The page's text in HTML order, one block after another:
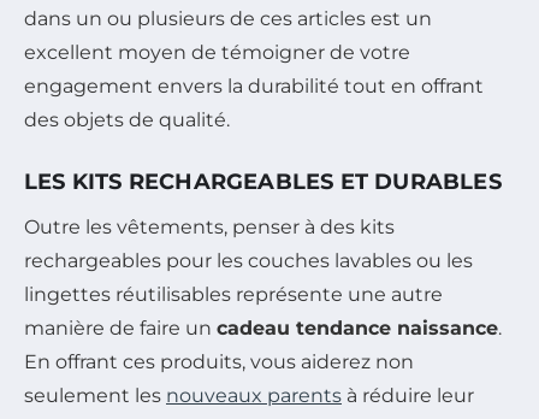
dans un ou plusieurs de ces articles est un
excellent moyen de témoigner de votre
engagement envers la durabilité tout en offrant
des objets de qualité.
LES KITS RECHARGEABLES ET DURABLES
Outre les vêtements, penser à des kits
rechargeables pour les couches lavables ou les
lingettes réutilisables représente une autre
manière de faire un cadeau tendance naissance.
En offrant ces produits, vous aiderez non
seulement les nouveaux parents à réduire leur